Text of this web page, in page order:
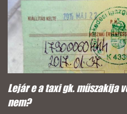
Lejár e a taxi gk. műszakija
nem?